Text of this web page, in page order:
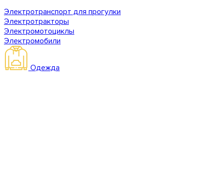
Электротранспорт для прогулки
Электротракторы
Электромотоциклы
Электромобили
Одежда